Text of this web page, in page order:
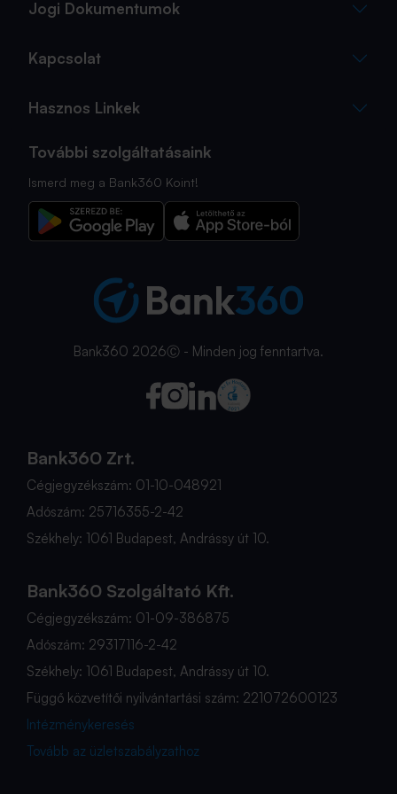
Jogi Dokumentumok
Kapcsolat
Hasznos Linkek
További szolgáltatásaink
Ismerd meg a Bank360 Koint!
Bank360 2026Ⓒ - Minden jog fenntartva.
Bank360 Zrt.
Cégjegyzékszám: 01-10-048921
Adószám: 25716355-2-42
Székhely: 1061 Budapest, Andrássy út 10.
Bank360 Szolgáltató Kft.
Cégjegyzékszám: 01-09-386875
Adószám: 29317116-2-42
Székhely: 1061 Budapest, Andrássy út 10.
Függő közvetítői nyilvántartási szám: 221072600123
Intézménykeresés
Tovább az üzletszabályzathoz